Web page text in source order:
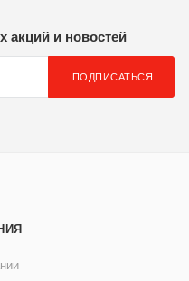
акций и новостей
ПОДПИСАТЬСЯ